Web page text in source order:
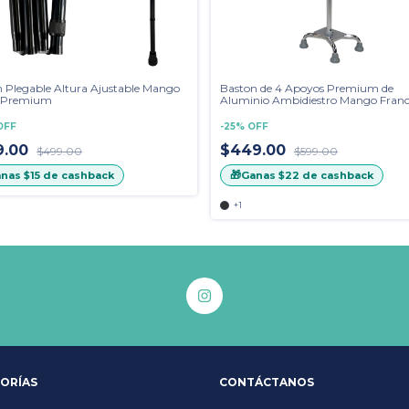
Plegable Altura Ajustable Mango
Premium
$499.00
$15 de cashback
Baston de 4 Apoyos Premium de
Aluminio Ambidiestro Mango
-25% OFF
$449.00 $599.00
🎁Ganas $22 de cashback
+1
CONTÁCTANOS